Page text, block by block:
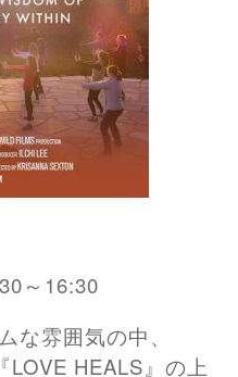
～16:30
な雰囲気の中、
LOVE HEALS』の上